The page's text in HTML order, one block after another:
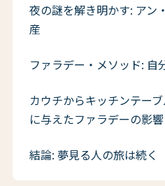
夜の謎を解き明かす: アン
産
ファラデー・メソッド: 自
カウチからキッチンテー
に与えたファラデーの影響
結論: 夢見る人の旅は続く